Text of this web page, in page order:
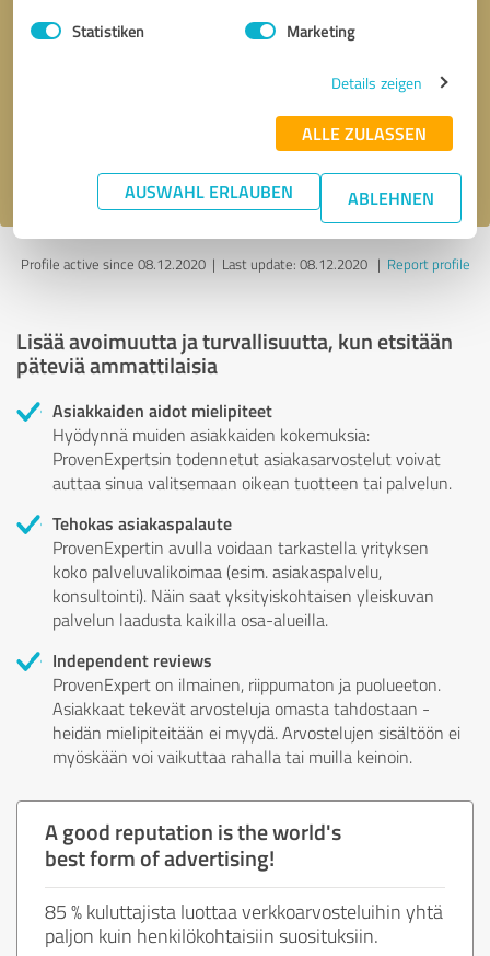
Statistiken Marketing
Details zeigen
ALLE ZULASSEN
AUSWAHL ERLAUBEN ABLEHNEN
Send message
tietosuojakäytännön.
Profile active since 08.12.2020 | Last update: 08.12.2020| Report profile
Lisää avoimuutta ja turvallisuutta, kun etsitään
päteviä ammattilaisia
Asiakkaiden aidot mielipiteet
Hyödynnä muiden asiakkaiden kokemuksia:
ProvenExpertsin todennetut asiakasarvostelut voivat
auttaa sinua valitsemaan oikean tuotteen tai palvelun.
Tehokas asiakaspalaute
ProvenExpertin avulla voidaan tarkastella yrityksen
koko palveluvalikoimaa (esim. asiakaspalvelu,
konsultointi). Näin saat yksityiskohtaisen yleiskuvan
palvelun laadusta kaikilla osa-alueilla.
Independent reviews
ProvenExpert on ilmainen, riippumaton ja puolueeton.
Asiakkaat tekevät arvosteluja omasta tahdostaan -
heidän mielipiteitään ei myydä. Arvostelujen sisältöön ei
myöskään voi vaikuttaa rahalla tai muilla keinoin.
A good reputation is the world's
best form of advertising!
85 % kuluttajista luottaa verkkoarvosteluihin yhtä
paljon kuin henkilökohtaisiin suosituksiin.